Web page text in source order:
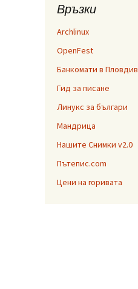
Връзки
Archlinux
OpenFest
Банкомати в Пловдив
Гид за писане
Линукс за българи
Мандрица
Нашите Снимки v2.0
Пътепис.com
Цени на горивата